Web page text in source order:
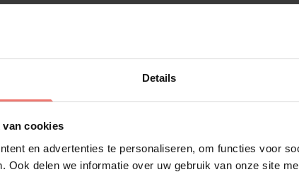
Details
van cookies
en advertenties te personaliseren, om functies voor
Ook delen we informatie over uw gebruik van onze site